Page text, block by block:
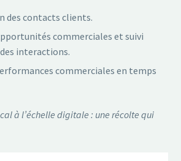
des contacts clients.
commerciales et suivi
interactions.
commerciales en temps
à l’échelle digitale : une récolte qui